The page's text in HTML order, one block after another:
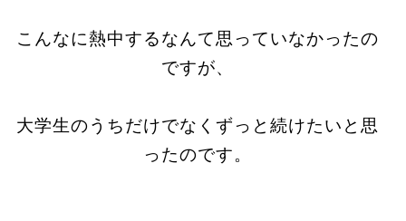
こんなに熱中するなんて思っていなかったの
ですが、
大学生のうちだけでなくずっと続けたいと思
ったのです。